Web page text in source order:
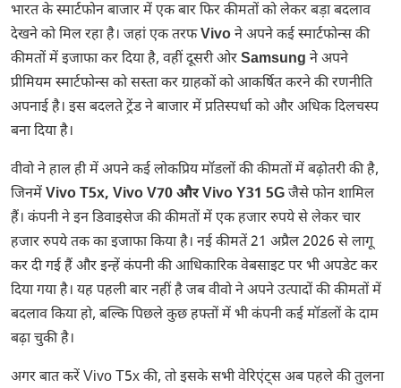
भारत के स्मार्टफोन बाजार में एक बार फिर कीमतों को लेकर बड़ा बदलाव
देखने को मिल रहा है। जहां एक तरफVivoने अपने कई स्मार्टफोन्स की
कीमतों में इजाफा कर दिया है, वहीं दूसरी ओरSamsung ने अपने
प्रीमियम स्मार्टफोन्स को सस्ता कर ग्राहकों को आकर्षित करने की रणनीति
अपनाई है। इस बदलते ट्रेंड ने बाजार में प्रतिस्पर्धा को और अधिक दिलचस्प
बना दिया है।
वीवो ने हाल ही में अपने कई लोकप्रिय मॉडलों की कीमतों में बढ़ोतरी की है,
जिनमेंVivo T5x, Vivo V70 और Vivo Y31 5Gजैसे फोन शामिल
हैं। कंपनी ने इन डिवाइसेज की कीमतों में एक हजार रुपये से लेकर चार
हजार रुपये तक का इजाफा किया है। नई कीमतें 21 अप्रैल 2026 से लागू
कर दी गई हैं और इन्हें कंपनी की आधिकारिक वेबसाइट पर भी अपडेट कर
दिया गया है। यह पहली बार नहीं है जब वीवो ने अपने उत्पादों की कीमतों में
बदलाव किया हो, बल्कि पिछले कुछ हफ्तों में भी कंपनी कई मॉडलों के दाम
बढ़ा चुकी है।
अगर बात करें Vivo T5x की, तो इसके सभी वेरिएंट्स अब पहले की तुलना